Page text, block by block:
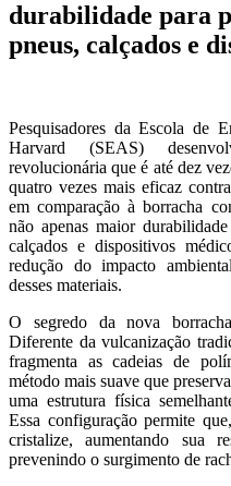
durabilidade para
pneus, calçados e
Pesquisadores da Escola de
Harvard (SEAS)
revolucionária que é até dez
quatro vezes mais eficaz
em comparação à borracha
não apenas maior
calçados e dispositivos
redução do impacto
desses materiais.
O segredo da nova
Diferente da vulcanização
fragmenta as cadeias de
método mais suave que
uma estrutura física
Essa configuração permite
cristalize, aumentando sua
prevenindo o surgimento de